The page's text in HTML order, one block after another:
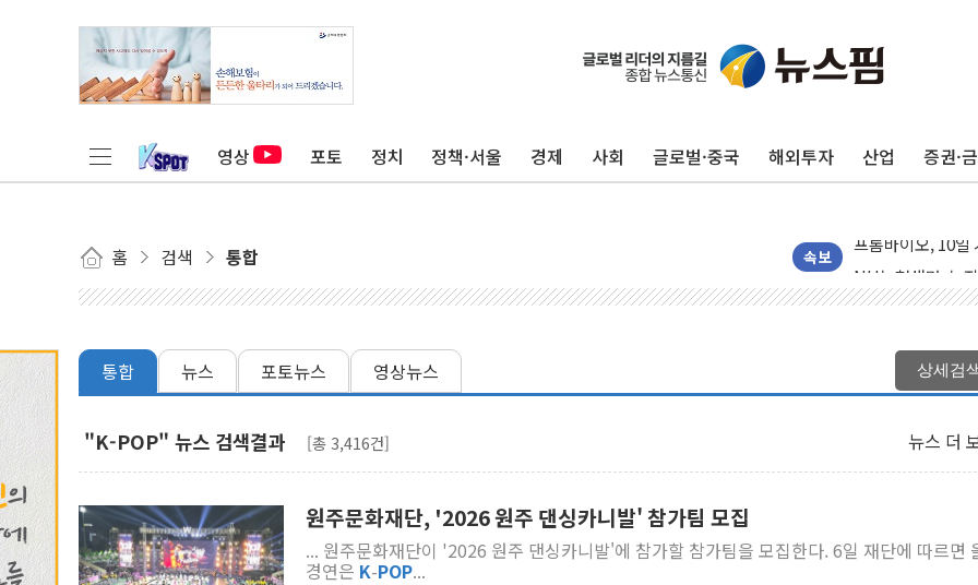
영상 포토 정치 정책·서울 경제 사회 글로벌·중국 해외투자 산업 증권·
홈 검색 통합 속보
'변기 수리' 집주
워트, 상반기 영업
NH농협생명, 농
아바코, 2분기 매
보로노이, 폐암
푸본현대생명, 육
벼랑 끝 선 '동전
네이버 클립, 시청
통합 뉴스 포토뉴스 영상뉴스 상세검
"K-POP" 뉴스 검색결과 [총 3,416건] 뉴스 더
원주문화재단, '2026 원주 댄싱카니발' 참가팀 모집
... 원주문화재단이 '2026 원주 댄싱카니발'에 참가할 참가팀을 모집한다. 6일 재단에 따르면 올해
경연은 K-POP...